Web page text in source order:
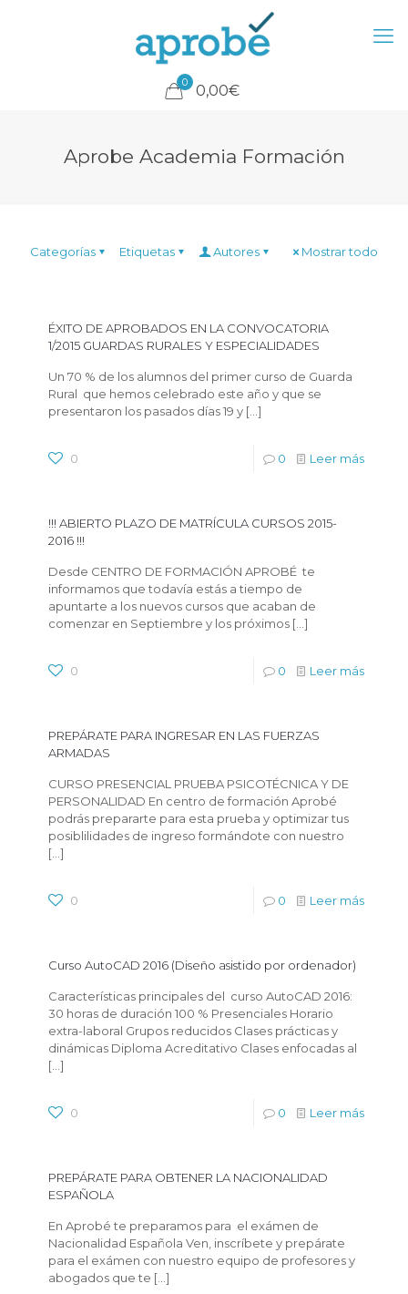
0 0,00€
Aprobe Academia Formación
Categorías Etiquetas Autores Mostrar todo
ÉXITO DE APROBADOS EN LA CONVOCATORIA
1/2015 GUARDAS RURALES Y ESPECIALIDADES
Un 70 % de los alumnos del primer curso de Guarda
Rural que hemos celebrado este año y que se
presentaron los pasados días 19 y […]
0 0 Leer más
!!! ABIERTO PLAZO DE MATRÍCULA CURSOS 2015-
2016 !!!
Desde CENTRO DE FORMACIÓN APROBÉ te
informamos que todavía estás a tiempo de
apuntarte a los nuevos cursos que acaban de
comenzar en Septiembre y los próximos […]
0 0 Leer más
PREPÁRATE PARA INGRESAR EN LAS FUERZAS
ARMADAS
CURSO PRESENCIAL PRUEBA PSICOTÉCNICA Y DE
PERSONALIDAD En centro de formación Aprobé
podrás prepararte para esta prueba y optimizar tus
posiblilidades de ingreso formándote con nuestro
[…]
0 0 Leer más
Curso AutoCAD 2016 (Diseño asistido por ordenador)
Características principales del curso AutoCAD 2016:
30 horas de duración 100 % Presenciales Horario
extra-laboral Grupos reducidos Clases prácticas y
dinámicas Diploma Acreditativo Clases enfocadas al
[…]
0 0 Leer más
PREPÁRATE PARA OBTENER LA NACIONALIDAD
ESPAÑOLA
En Aprobé te preparamos para el exámen de
Nacionalidad Española Ven, inscríbete y prepárate
para el exámen con nuestro equipo de profesores y
abogados que te […]